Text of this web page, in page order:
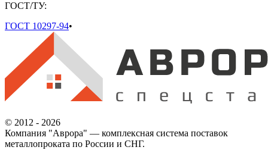
ГОСТ/ТУ:
ГОСТ 10297-94•
© 2012 - 2026
Компания "Аврора" — комплексная система поставок
металлопроката по России и СНГ.